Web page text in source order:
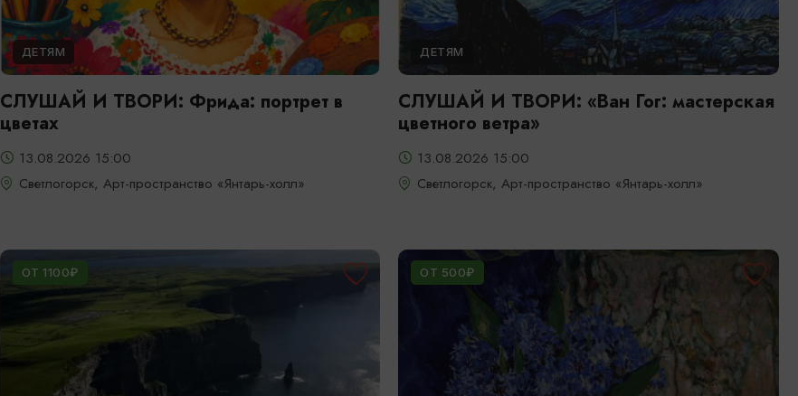
ДЕТЯМ
СЛУШАЙ И ТВОРИ: Фрида: портрет в
цветах
13.08.2026 15:00
Светлогорск, Арт-пространство «Янтарь-холл»
ДЕТЯМ
СЛУШАЙ И ТВОРИ: «Ван Гог: мастерская
цветного ветра»
13.08.2026 15:00
Светлогорск, Арт-пространство «Янтарь-холл»
ОТ 1100₽ ОТ 500₽